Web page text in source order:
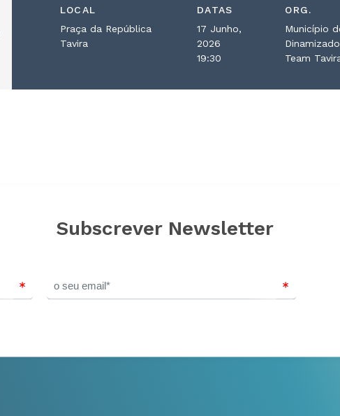
LOCAL
Praça da República
Tavira
DATAS
17 Junho,
2026
19:30
ORG.
Município
Team
Subscrever Newsletter